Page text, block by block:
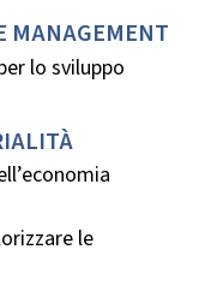
MANAGEMENT
lo sviluppo
le